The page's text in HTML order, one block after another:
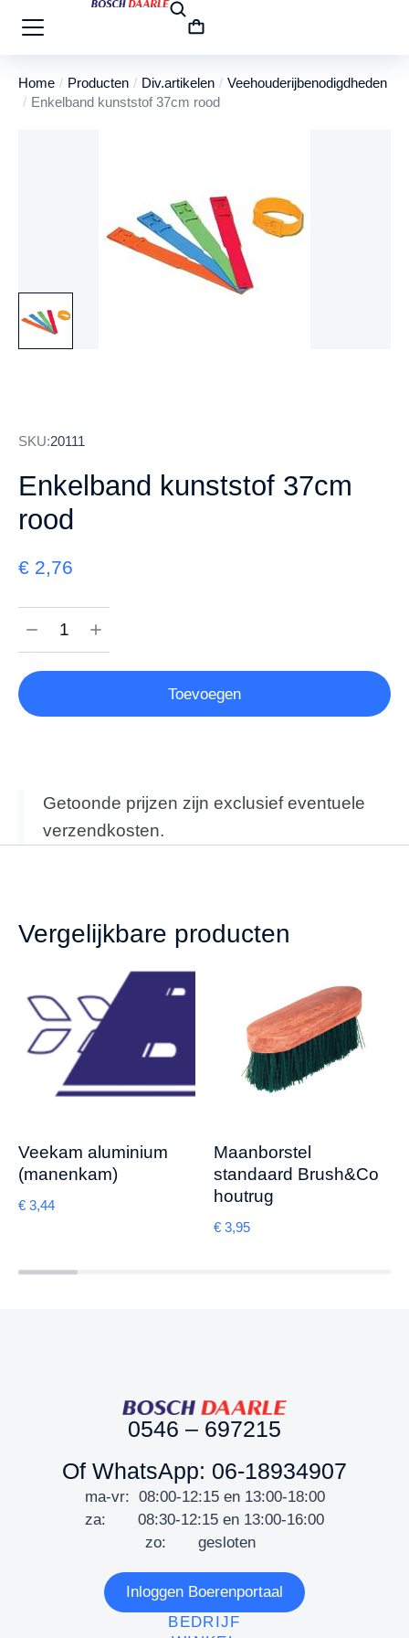
Je bent hier:
Home Producten Div.artikelen
Veehouderijbenodigdheden
Enkelband kunststof 37cm rood
SKU:20111
Enkelband kunststof 37cm
rood
€ 2,76
Toevoegen
Getoonde prijzen zijn exclusief eventuele
verzendkosten.
Vergelijkbare producten
Veekam aluminium
(manenkam)
€ 3,44
Maanborstel
standaard Brush&Co
houtrug
€ 3,95
0546 – 697215
Of WhatsApp: 06-18934907
ma-vr: 08:00-12:15 en 13:00-18:00
za: 08:30-12:15 en 13:00-16:00
zo: gesloten
Inloggen Boerenportaal
BEDRIJF